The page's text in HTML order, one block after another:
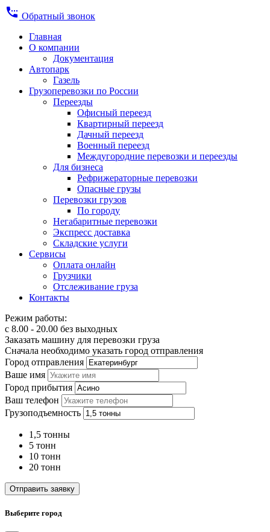
settings_phone Обратный звонок
Главная
О компании
Документация
Автопарк
Газель
Грузоперевозки по России
Переезды
Офисный переезд
Квартирный переезд
Дачный переезд
Военный переезд
Междугородние перевозки и переезды
Для бизнеса
Рефрижераторные перевозки
Опасные грузы
Перевозки грузов
По городу
Негабаритные перевозки
Экспресс доставка
Складские услуги
Сервисы
Оплата онлайн
Грузчики
Отслеживание груза
Контакты
Режим работы:
с 8.00 - 20.00 без выходных
Заказать машину для перевозки груза
Сначала необходимо указать город отправления
Город отправления
Ваше имя
Город прибытия
Ваш телефон
Грузоподъемность
1,5 тонны
5 тонн
10 тонн
20 тонн
Отправить заявку
Выберите город